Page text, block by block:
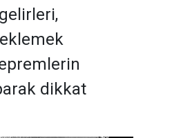
dikkat